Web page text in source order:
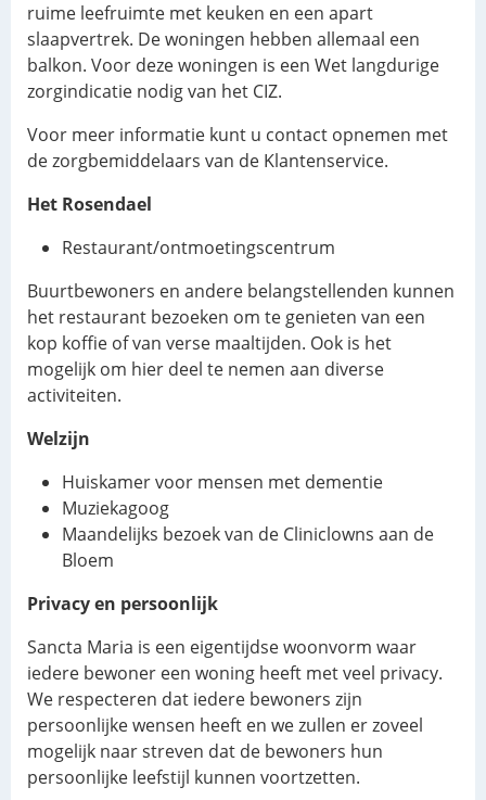
ruime leefruimte met keuken en een apart
slaapvertrek. De woningen hebben allemaal een
balkon. Voor deze woningen is een Wet langdurige
zorgindicatie nodig van het CIZ.
Voor meer informatie kunt u contact opnemen met
de zorgbemiddelaars van de Klantenservice.
Het Rosendael
Restaurant/ontmoetingscentrum
Buurtbewoners en andere belangstellenden kunnen
het restaurant bezoeken om te genieten van een
kop koffie of van verse maaltijden. Ook is het
mogelijk om hier deel te nemen aan diverse
activiteiten.
Welzijn
Huiskamer voor mensen met dementie
Muziekagoog
Maandelijks bezoek van de Cliniclowns aan de
Bloem
Privacy en persoonlijk
Sancta Maria is een eigentijdse woonvorm waar
iedere bewoner een woning heeft met veel privacy.
We respecteren dat iedere bewoners zijn
persoonlijke wensen heeft en we zullen er zoveel
mogelijk naar streven dat de bewoners hun
persoonlijke leefstijl kunnen voortzetten.